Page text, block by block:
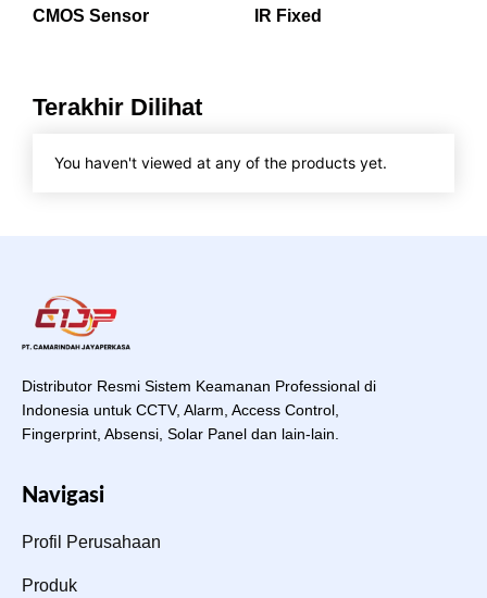
CMOS Sensor
IR Fixed
Terakhir Dilihat
You haven't viewed at any of the products yet.
Distributor Resmi Sistem Keamanan Professional di
Indonesia untuk CCTV, Alarm, Access Control,
Fingerprint, Absensi, Solar Panel dan lain-lain.
Navigasi
Profil Perusahaan
Produk